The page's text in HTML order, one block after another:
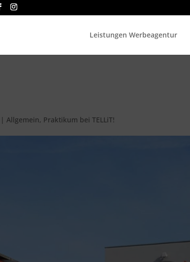
Leistungen Werbeagentur
| Allgemein, Praktikum bei TELLiT!